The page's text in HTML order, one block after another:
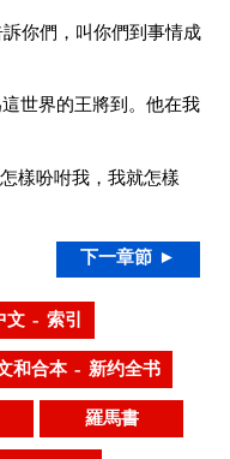
你們，叫你們到事情成
世界的王將到。他在我
樣吩咐我，我就怎樣
下一章節 ►
– 索引
和合本 – 新约全书
羅馬書